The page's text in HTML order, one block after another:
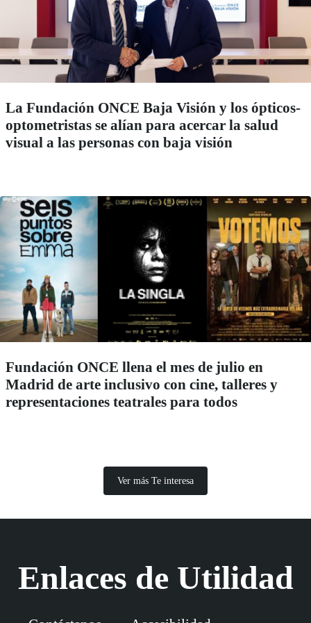
La Fundación ONCE Baja Visión y los ópticos-
optometristas se alían para acercar la salud
visual a las personas con baja visión
Fundación ONCE llena el mes de julio en
Madrid de arte inclusivo con cine, talleres y
representaciones teatrales para todos
Ver más Te interesa
Enlaces de Utilidad